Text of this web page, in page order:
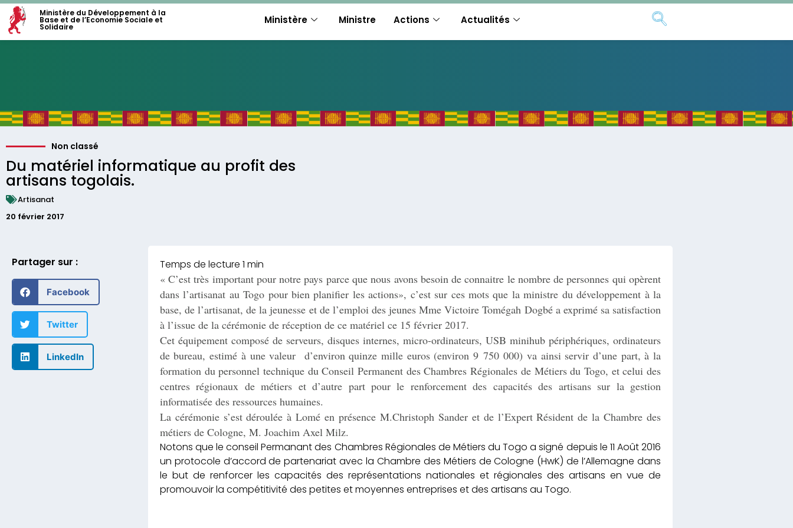
Ministère du Développement à la
Base et de l’Economie Sociale et
Solidaire
Ministère Ministre Actions Actualités
Non classé
Du matériel informatique au profit des
artisans togolais.
Artisanat
20 février 2017
Partager sur :
Facebook
Twitter
LinkedIn
« C’est très important pour notre pays parce que nous avons besoin de connaitre le nombre de personnes qui opèrent
dans l’artisanat au Togo pour bien planifier les actions», c’est sur ces mots que la ministre du développement à la
base, de l’artisanat, de la jeunesse et de l’emploi des jeunes Mme Victoire Tomégah Dogbé a exprimé sa satisfaction
à l’issue de la cérémonie de réception de ce matériel ce 15 février 2017.
Cet équipement composé de serveurs, disques internes, micro-ordinateurs, USB minihub périphériques, ordinateurs
de bureau, estimé à une valeur d’environ quinze mille euros (environ 9 750 000) va ainsi servir d’une part, à la
formation du personnel technique du Conseil Permanent des Chambres Régionales de Métiers du Togo, et celui des
centres régionaux de métiers et d’autre part pour le renforcement des capacités des artisans sur la gestion
informatisée des ressources humaines.
La cérémonie s’est déroulée à Lomé en présence M.Christoph Sander et de l’Expert Résident de la Chambre des
métiers de Cologne, M. Joachim Axel Milz.
Notons que le conseil Permanant des Chambres Régionales de Métiers du Togo a signé depuis le 11 Août 2016
un protocole d’accord de partenariat avec la Chambre des Métiers de Cologne (HwK) de l’Allemagne dans
le but de renforcer les capacités des représentations nationales et régionales des artisans en vue de
promouvoir la compétitivité des petites et moyennes entreprises et des artisans au Togo.